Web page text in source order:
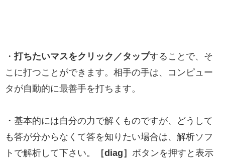
・打ちたいマスをクリック／タップすることで、そ
こに打つことができます。相手の手は、コンピュー
タが自動的に最善手を打ちます。
・基本的には自分の力で解くものですが、どうして
も答が分からなくて答を知りたい場合は、解析ソフ
トで解析して下さい。
［diag］ ボタンを押すと表示